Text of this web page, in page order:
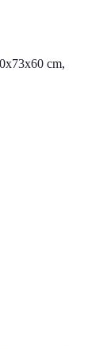
cm,